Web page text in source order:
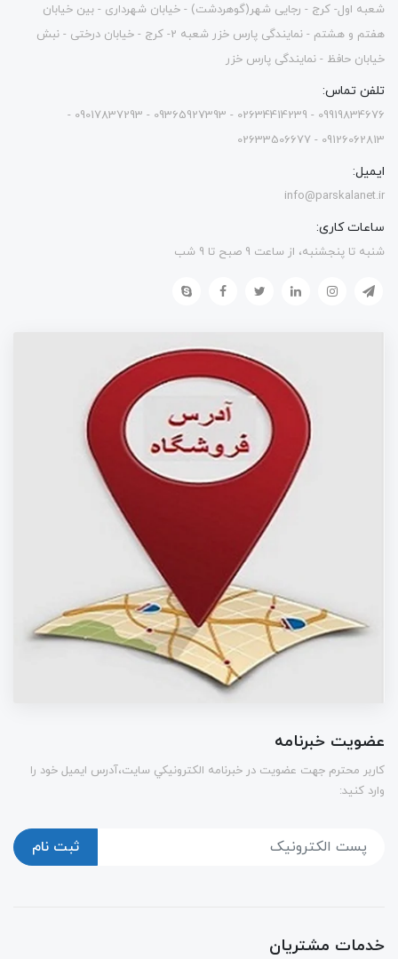
شعبه اول- کرج - رجایی شهر(گوهردشت) - خیابان شهرداری - بین خیابان
هفتم و هشتم - نمایندگی پارس خزر شعبه 2- کرج - خیابان درختی - نبش
خیابان حافظ - نمایندگی پارس خزر
تلفن تماس:
09919834676 - 02634414239 - 09365927393 - 09017837293 -
09126062813 - 02633506677
ایمیل:
info@parskalanet.ir
ساعات کاری:
شنبه تا پنجشنبه، از ساعت 9 صبح تا 9 شب
عضویت خبرنامه
كاربر محترم جهت عضويت در خبرنامه الكترونيكي سايت،آدرس ایمیل خود را
وارد کنید:
ثبت نام
خدمات مشتریان